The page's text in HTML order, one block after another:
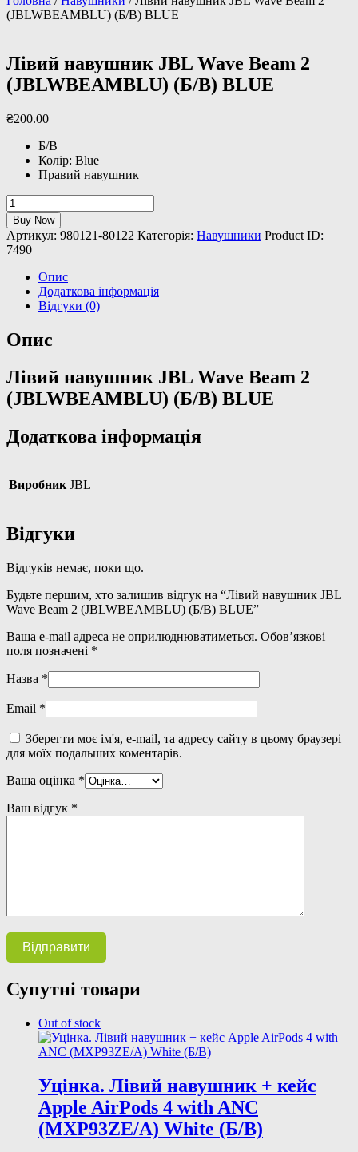
(JBLWBEAMBLU) (Б/В) BLUE
Лівий навушник JBL Wave Beam 2
(JBLWBEAMBLU) (Б/В) BLUE
₴200.00
Б/В
Колір: Blue
Правий навушник
Лівий
навушник
JBL
Wave
Beam
(JBLWBEAMBLU)
BLUE
кількість
Buy Now
Артикул: 980121-80122 Категорія: Навушники Product ID:
7490
Опис
Додаткова інформація
Відгуки (0)
Опис
Лівий навушник JBL Wave Beam 2
(JBLWBEAMBLU) (Б/В) BLUE
Додаткова інформація
Виробник JBL
Відгуки
Відгуків немає, поки що.
Будьте першим, хто залишив відгук на “Лівий навушник JBL
Wave Beam 2 (JBLWBEAMBLU) (Б/В) BLUE”
Ваша e-mail адреса не оприлюднюватиметься. Обов’язкові
поля позначені *
Назва *
Email *
Зберегти моє ім'я, e-mail, та адресу сайту в цьому браузері
для моїх подальших коментарів.
Ваша оцінка *
Ваш відгук *
Супутні товари
Out of stock
Уцінка. Лівий навушник + кейс
Apple AirPods 4 with ANC
(MXP93ZE/A) White (Б/В)